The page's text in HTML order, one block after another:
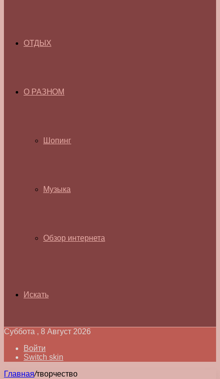
ОТДЫХ
О РАЗНОМ
Шопинг
Музыка
Обзор интернета
Искать
Суббота , 8 Август 2026
Войти
Switch skin
Главная/творчество